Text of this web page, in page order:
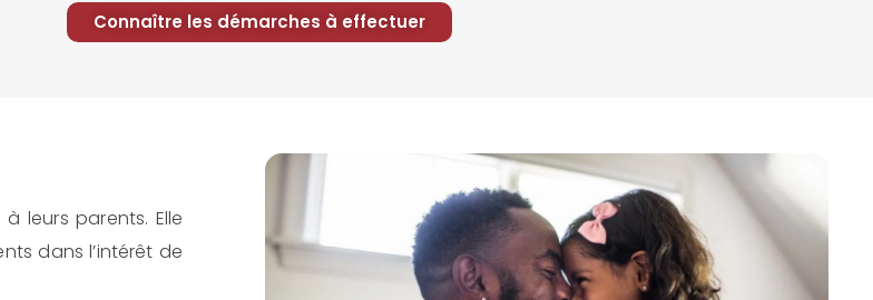
Connaître les démarches à effectuer
leurs parents. Elle
dans l’intérêt de